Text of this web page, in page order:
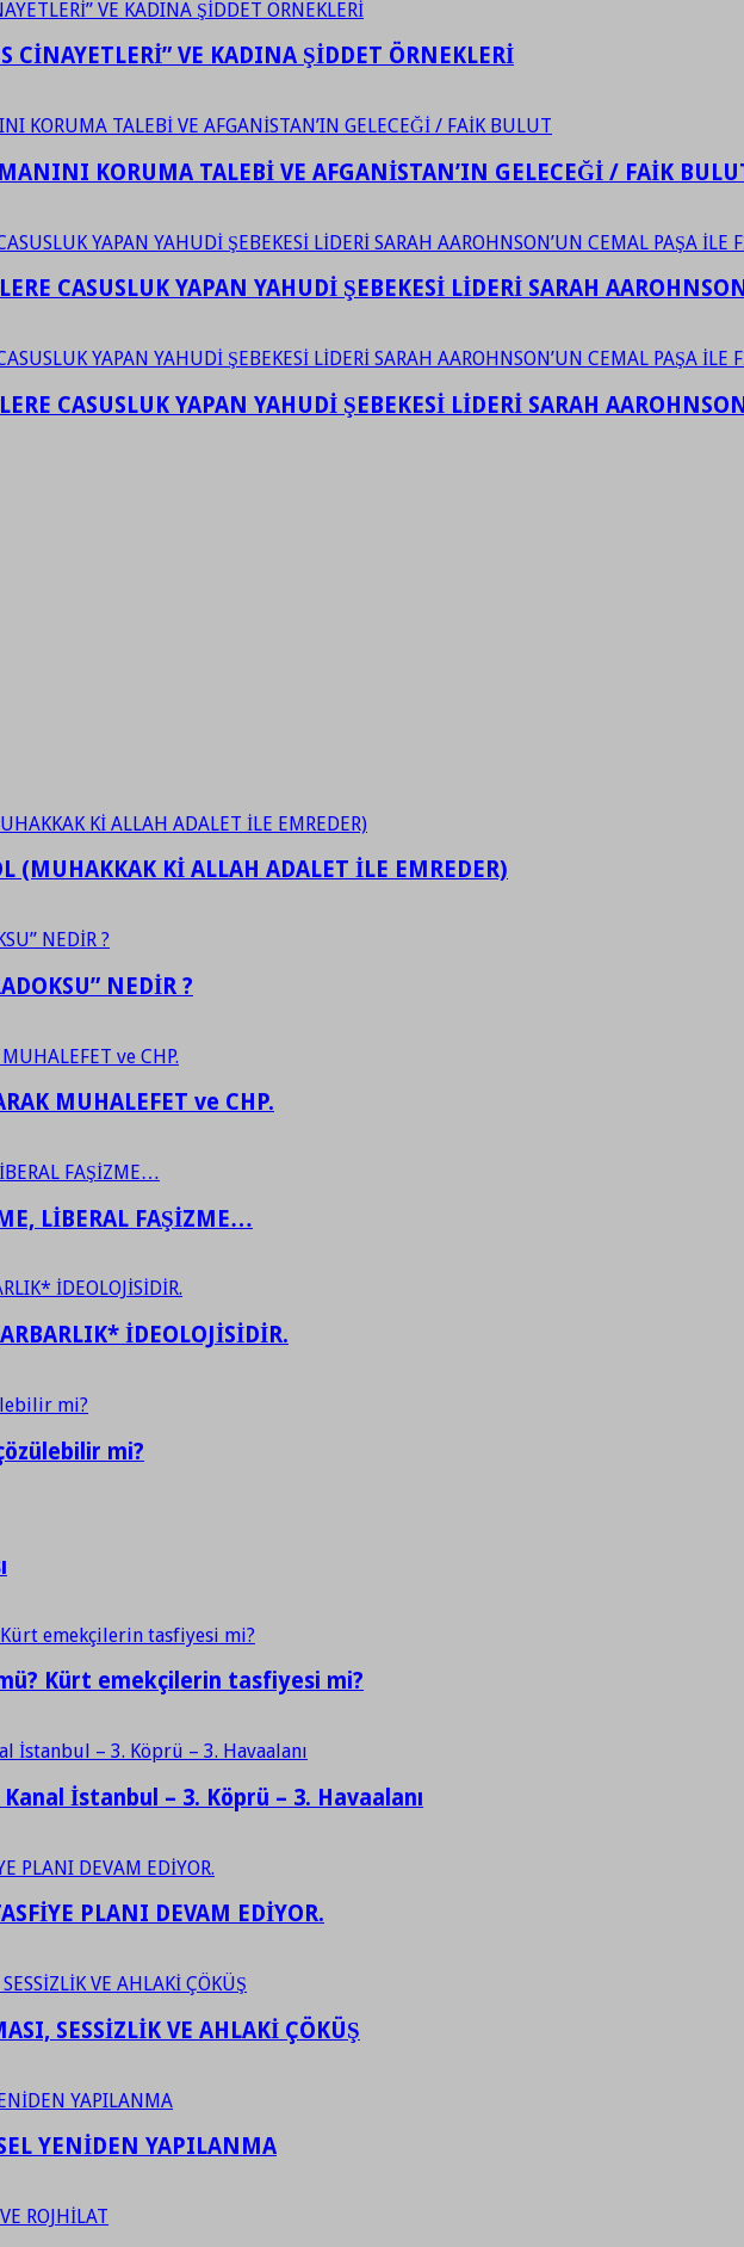
CİNAYETLERİ” VE KADINA ŞİDDET ÖRNEKLERİ
KORUMA TALEBİ VE AFGANİSTAN’IN GELECEĞİ / FAİK
CASUSLUK YAPAN YAHUDİ ŞEBEKESİ LİDERİ SARAH
CASUSLUK YAPAN YAHUDİ ŞEBEKESİ LİDERİ SARAH
(MUHAKKAK Kİ ALLAH ADALET İLE EMREDER)
NEDİR ?
MUHALEFET ve CHP.
LİBERAL FAŞİZME…
İDEOLOJİSİDİR.
mi?
Kürt emekçilerin tasfiyesi mi?
Kanal İstanbul – 3. Köprü – 3. Havaalanı
PLANI DEVAM EDİYOR.
SESSİZLİK VE AHLAKİ ÇÖKÜŞ
YENİDEN YAPILANMA